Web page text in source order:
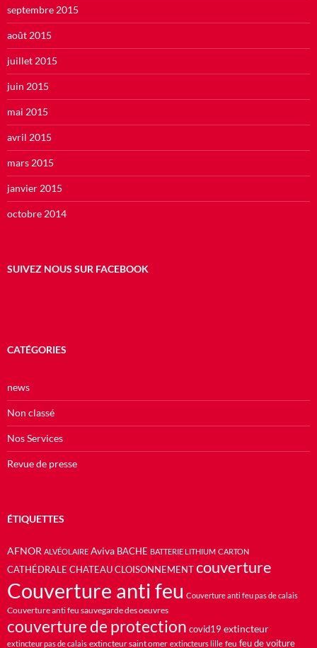
septembre 2015
août 2015
juillet 2015
juin 2015
mai 2015
avril 2015
mars 2015
janvier 2015
octobre 2014
SUIVEZ NOUS SUR FACEBOOK
CATÉGORIES
news
Non classé
Nos Services
Revue de presse
ÉTIQUETTES
AFNOR ALVÉOLAIRE Aviva BACHE BATTERIE LITHIUM CARTON
CATHÉDRALE CHATEAU CLOISONNEMENT couverture
Couverture anti feu Couverture anti feu pas de calais
Couverture anti feu sauvegarde des oeuvres
couverture de protection covid19 extincteur
extincteur pas de calais extincteur saint omer extincteurs lille feu feu de voiture